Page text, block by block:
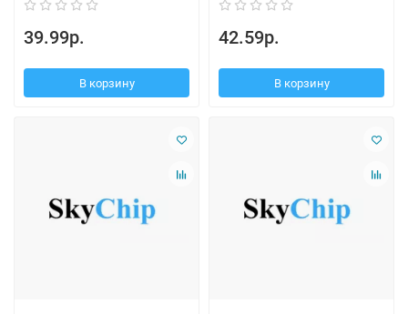
39.99р.
В корзину
42.59р.
В корзину